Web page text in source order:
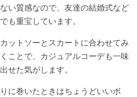
い質感なので、友達の結婚式など
も重宝しています。
ットソーとスカートに合わせてみ
ことで、カジュアルコーデも一味
せた気がします。
に巻いたときはちょうどいいボ